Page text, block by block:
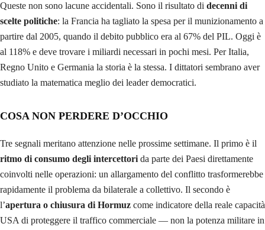
Queste non sono lacune accidentali. Sono il risultato di decenni di
scelte politiche: la Francia ha tagliato la spesa per il munizionamento a
partire dal 2005, quando il debito pubblico era al 67% del PIL. Oggi è
al 118% e deve trovare i miliardi necessari in pochi mesi. Per Italia,
Regno Unito e Germania la storia è la stessa. I dittatori sembrano aver
studiato la matematica meglio dei leader democratici.
COSA NON PERDERE D’OCCHIO
Tre segnali meritano attenzione nelle prossime settimane. Il primo è il
ritmo di consumo degli intercettori da parte dei Paesi direttamente
coinvolti nelle operazioni: un allargamento del conflitto trasformerebbe
rapidamente il problema da bilaterale a collettivo. Il secondo è
l’apertura o chiusura di Hormuz come indicatore della reale capacità
USA di proteggere il traffico commerciale — non la potenza militare in